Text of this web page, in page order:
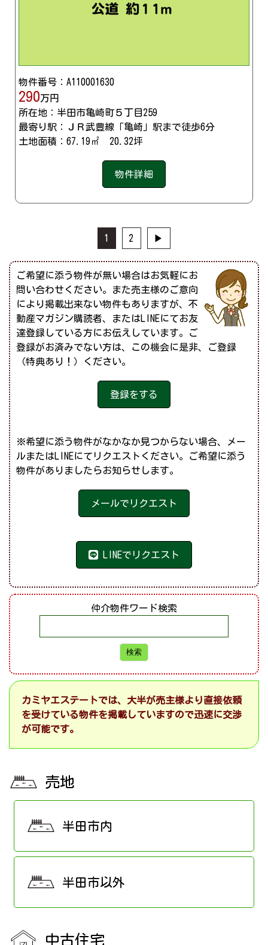
物件番号：A110001630
290万円
所在地：半田市亀崎町５丁目259
最寄り駅：ＪＲ武豊線「亀崎」駅まで徒歩6分
土地面積：67.19㎡ 20.32坪
物件詳細
1 2 ▶
ご希望に添う物件が無い場合はお気軽にお
問い合わせください。また売主様のご意向
により掲載出来ない物件もありますが、不
動産マガジン購読者、またはLINEにてお友
達登録している方にお伝えしています。ご
登録がお済みでない方は、この機会に是非、ご登録
（特典あり！）ください。
登録をする
※希望に添う物件がなかなか見つからない場合、メー
ルまたはLINEにてリクエストください。ご希望に添う
物件がありましたらお知らせします。
メールでリクエスト
LINEでリクエスト
仲介物件ワード検索
カミヤエステートでは、大半が売主様より直接依頼
を受けている物件を掲載していますので迅速に交渉
が可能です。
売地
半田市内
半田市以外
中古住宅